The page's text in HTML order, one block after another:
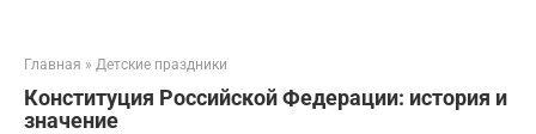
Главная » Детские праздники
Конституция Российской Федерации: история и
значение